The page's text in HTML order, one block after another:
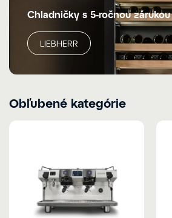
Chladničky s 5-ročnou zárukou
LIEBHERR
Obľubené kategórie